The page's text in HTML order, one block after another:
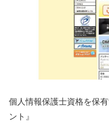
個人情報保護士資格を保
ント』